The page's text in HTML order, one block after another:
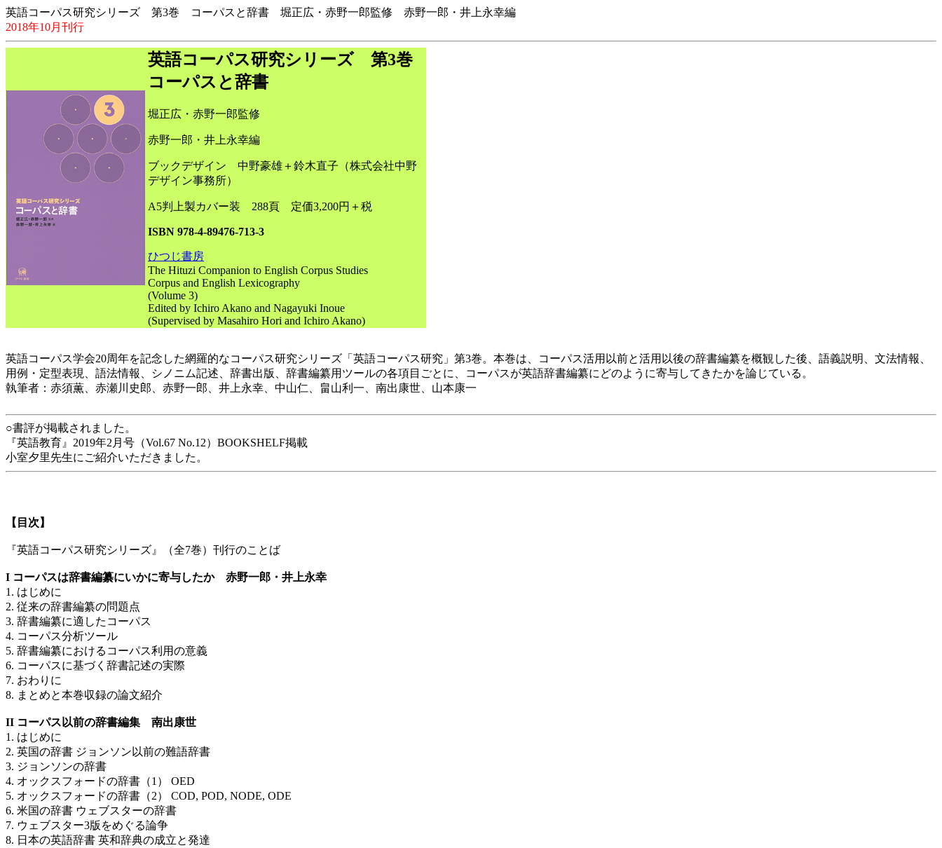
英語コーパス研究シリーズ 第3巻 コーパスと辞書 堀正広・赤野一郎監修 赤野一郎・井上永幸編
2018年10月刊行
英語コーパス研究シリーズ 第3巻
コーパスと辞書
堀正広・赤野一郎監修
赤野一郎・井上永幸編
ブックデザイン 中野豪雄＋鈴木直子（株式会社中野
デザイン事務所）
A5判上製カバー装 288頁 定価3,200円＋税
ISBN 978-4-89476-713-3
ひつじ書房
The Hituzi Companion to English Corpus Studies
Corpus and English Lexicography
(Volume 3)
Edited by Ichiro Akano and Nagayuki Inoue
(Supervised by Masahiro Hori and Ichiro Akano)
英語コーパス学会20周年を記念した網羅的なコーパス研究シリーズ「英語コーパス研究」第3巻。本巻は、コーパス活用以前と活用以後の辞書編纂を概観した後、語義説明、文法情報、
用例・定型表現、語法情報、シノニム記述、辞書出版、辞書編纂用ツールの各項目ごとに、コーパスが英語辞書編纂にどのように寄与してきたかを論じている。
執筆者：赤須薫、赤瀬川史郎、赤野一郎、井上永幸、中山仁、畠山利一、南出康世、山本康一
○書評が掲載されました。
『英語教育』2019年2月号（Vol.67 No.12）BOOKSHELF掲載
小室夕里先生にご紹介いただきました。
【目次】
『英語コーパス研究シリーズ』（全7巻）刊行のことば
I コーパスは辞書編纂にいかに寄与したか 赤野一郎・井上永幸
1. はじめに
2. 従来の辞書編纂の問題点
3. 辞書編纂に適したコーパス
4. コーパス分析ツール
5. 辞書編纂におけるコーパス利用の意義
6. コーパスに基づく辞書記述の実際
7. おわりに
8. まとめと本巻収録の論文紹介
II コーパス以前の辞書編集 南出康世
1. はじめに
2. 英国の辞書 ジョンソン以前の難語辞書
3. ジョンソンの辞書
4. オックスフォードの辞書（1） OED
5. オックスフォードの辞書（2） COD, POD, NODE, ODE
6. 米国の辞書 ウェブスターの辞書
7. ウェブスター3版をめぐる論争
8. 日本の英語辞書 英和辞典の成立と発達